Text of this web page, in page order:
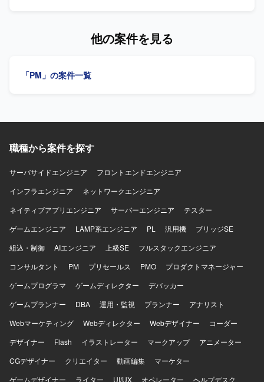
イアントの業務変革や意思決定高度化に直接貢献していた
ります。
ェーン計画(PSI)業務を踏まえ、要件整理や計画プロセスの
ていただきます。 【求める人物像】 生産管理または生産計
導ける方にご参画いただきたいです。 【ポジションの魅
計画ソリューションを活用しながら、意思決定高度化に直
を生かしつつ、デジタルプランニング事業の中心で経験を
イチェーン計画関連ツールを用いた環境で作業していただ
きます。
他の案件を見る
「PM」の案件一覧
職種から案件を探す
サーバサイドエンジニア
フロントエンドエンジニア
インフラエンジニア
ネットワークエンジニア
ネイティブアプリエンジニア
サーバーエンジニア
テスター
ゲームエンジニア
LAMP系エンジニア PL 汎用機
ブリッジSE
組込・制御
AIエンジニア 上級SE
フルスタックエンジニア
コンサルタント
PM プリセールス PMO
プロダクトマネージャー
ゲームプログラマ
ゲームディレクター
デバッカー
ゲームプランナー
DBA 運用・監視 プランナー
アナリスト
Webマーケティング
Webディレクター Webデザイナー
コーダー
デザイナー
Flash イラストレーター マークアップ
アニメーター
CGデザイナー
クリエイター 動画編集
マーケター
ゲームデザイナー
ライター UI/UX オペレーター
ヘルプデスク